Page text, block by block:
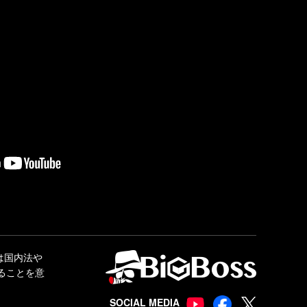
国内法や
ことを意
SOCIAL MEDIA